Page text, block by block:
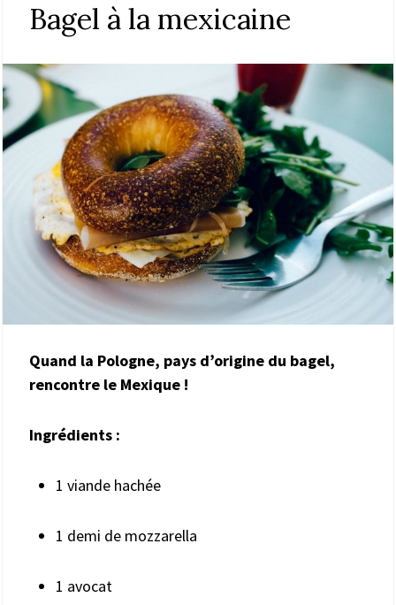
Bagel à la mexicaine
Quand la Pologne, pays d’origine du bagel,
rencontre le Mexique !
Ingrédients :
1 viande hachée
1 demi de mozzarella
1 avocat